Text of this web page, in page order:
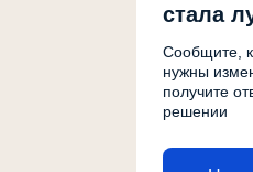
стала
Сообщите,
нужны
получите
решении